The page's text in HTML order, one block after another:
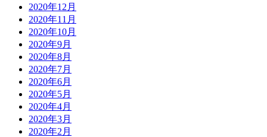
2020年12月
2020年11月
2020年10月
2020年9月
2020年8月
2020年7月
2020年6月
2020年5月
2020年4月
2020年3月
2020年2月